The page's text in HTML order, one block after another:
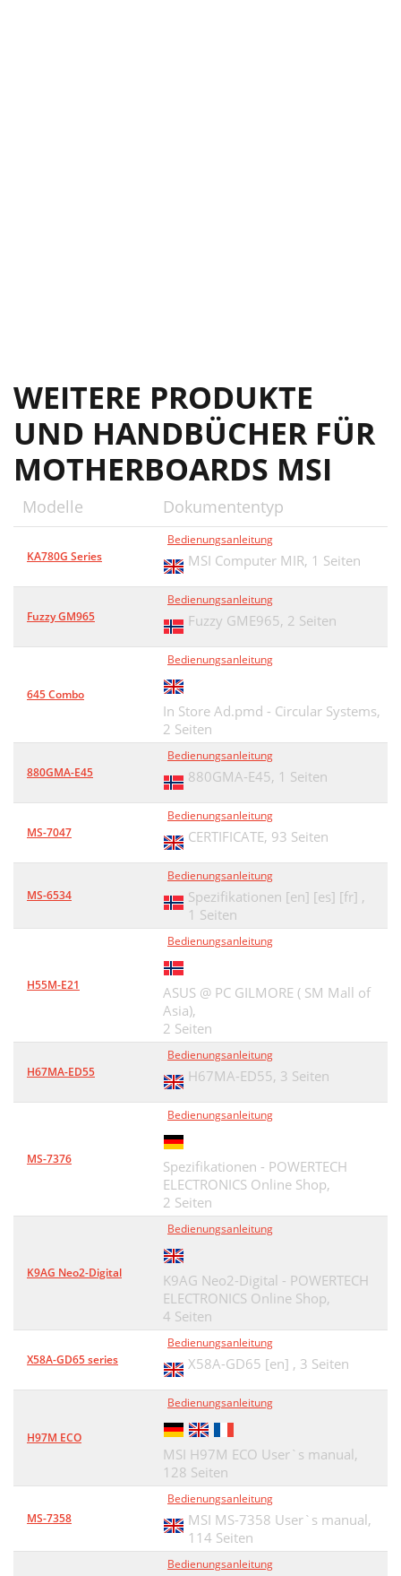
WEITERE PRODUKTE
UND HANDBÜCHER FÜR
MOTHERBOARDS MSI
Modelle Dokumententyp
KA780G Series
Bedienungsanleitung
MSI Computer MIR, 1 Seiten
Fuzzy GM965
Bedienungsanleitung
Fuzzy GME965, 2 Seiten
645 Combo
Bedienungsanleitung
In Store Ad.pmd - Circular Systems,
2 Seiten
880GMA-E45
Bedienungsanleitung
880GMA-E45, 1 Seiten
MS-7047
Bedienungsanleitung
CERTIFICATE, 93 Seiten
MS-6534
Bedienungsanleitung
Spezifikationen [en] [es] [fr] ,
1 Seiten
H55M-E21
Bedienungsanleitung
ASUS @ PC GILMORE ( SM Mall of
Asia),
2 Seiten
H67MA-ED55
Bedienungsanleitung
H67MA-ED55, 3 Seiten
MS-7376
Bedienungsanleitung
Spezifikationen - POWERTECH
ELECTRONICS Online Shop,
2 Seiten
K9AG Neo2-Digital
Bedienungsanleitung
K9AG Neo2-Digital - POWERTECH
ELECTRONICS Online Shop,
4 Seiten
X58A-GD65 series
Bedienungsanleitung
X58A-GD65 [en] , 3 Seiten
H97M ECO
Bedienungsanleitung
MSI H97M ECO User`s manual,
128 Seiten
MS-7358
Bedienungsanleitung
MSI MS-7358 User`s manual,
114 Seiten
Bedienungsanleitung